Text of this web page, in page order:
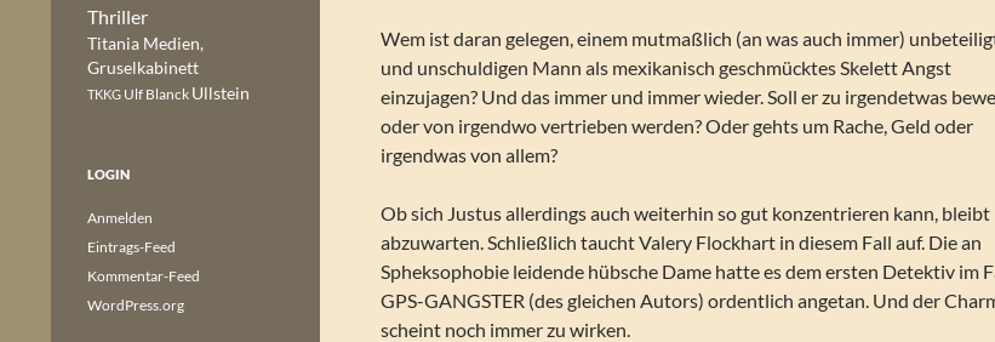
Wem ist daran gelegen, einem mutmaßlich (an was auch immer)
und unschuldigen Mann als mexikanisch geschmücktes Skelett Angst
einzujagen? Und das immer und immer wieder. Soll er zu irgendetwas
oder von irgendwo vertrieben werden? Oder gehts um Rache, Geld oder
irgendwas von allem?
Ob sich Justus allerdings auch weiterhin so gut konzentrieren kann, bleibt
abzuwarten. Schließlich taucht Valery Flockhart in diesem Fall auf. Die an
Spheksophobie leidende hübsche Dame hatte es dem ersten Detektiv im
GPS-GANGSTER (des gleichen Autors) ordentlich angetan. Und der
scheint noch immer zu wirken.
Thriller
Titania Medien,
Gruselkabinett
TKKG Ulf Blanck Ullstein
LOGIN
Anmelden
Eintrags-Feed
Kommentar-Feed
WordPress.org